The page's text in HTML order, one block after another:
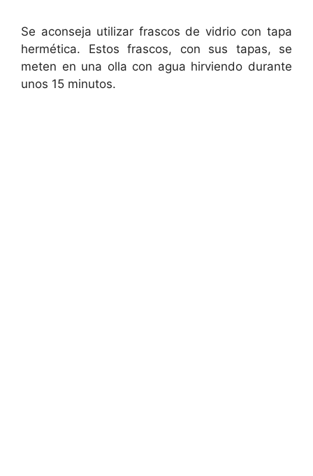
Se aconseja utilizar frascos de vidrio con tapa
hermética. Estos frascos, con sus tapas, se
meten en una olla con agua hirviendo durante
unos 15 minutos.